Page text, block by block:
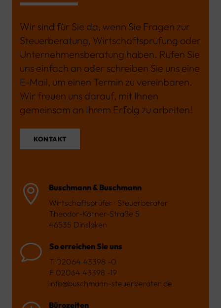
Wir sind für Sie da, wenn Sie Fragen zur
Steuerberatung, Wirtschaftsprüfung oder
Unternehmensberatung haben. Rufen Sie
uns einfach an oder schreiben Sie uns eine
E-Mail, um einen Termin zu vereinbaren.
Wir freuen uns darauf, mit Ihnen
gemeinsam an Ihrem Erfolg zu arbeiten!
KONTAKT

Buschmann & Buschmann
Wirtschaftsprüfer · Steuerberater
Theodor-Körner-Straße 5
46535 Dinslaken
v
So erreichen Sie uns
T 02064 43398 -0
F 02064 43398 -19
info@buschmann-steuerberater.de
Bürozeiten